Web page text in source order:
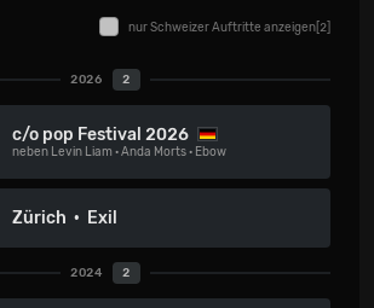
nur Schweizer Auftritte anzeigen [2]
2026 2
c/o pop Festival 2026
neben Levin Liam ·Anda Morts· Ebow
Zürich · Exil
2024 2